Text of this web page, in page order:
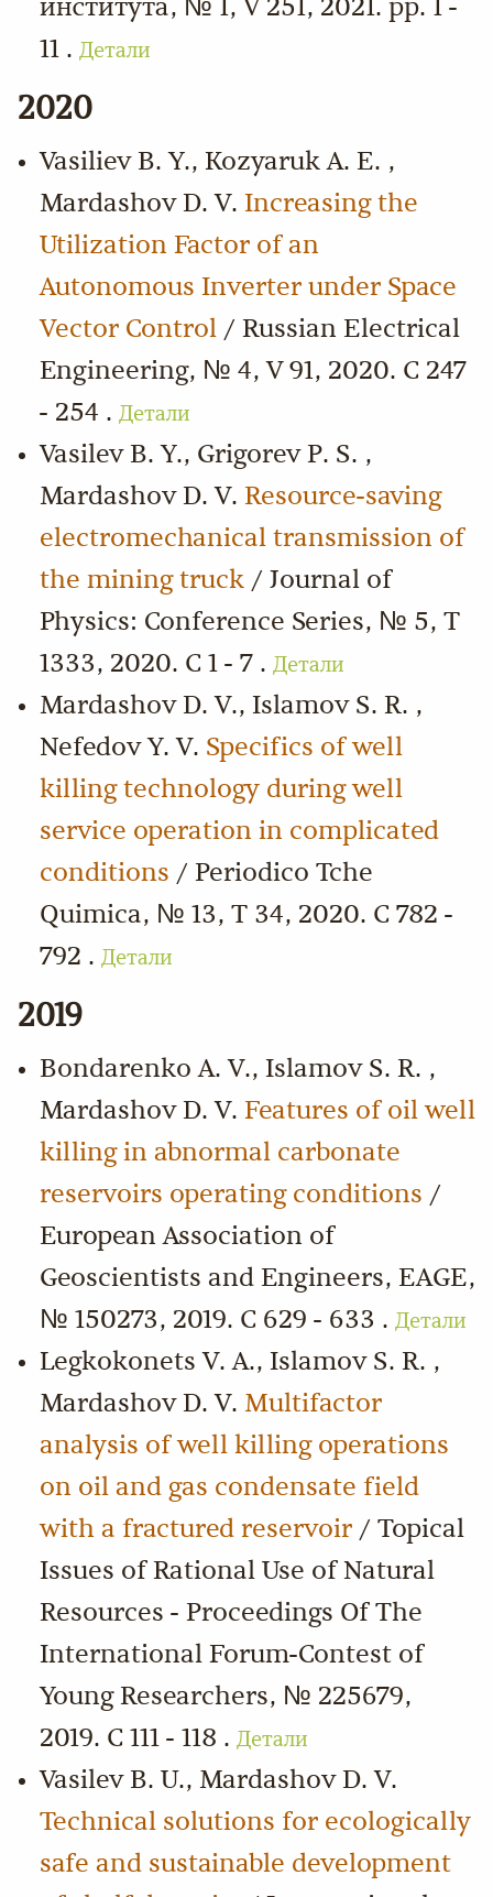
института, № 1, V 251, 2021. pp. 1 -
11 . Детали
2020
Vasiliev B. Y., Kozyaruk A. E. ,
Mardashov D. V. Increasing the
Utilization Factor of an
Autonomous Inverter under Space
Vector Control / Russian Electrical
Engineering, № 4, V 91, 2020. С 247
- 254 . Детали
Vasilev B. Y., Grigorev P. S. ,
Mardashov D. V. Resource-saving
electromechanical transmission of
the mining truck / Journal of
Physics: Conference Series, № 5, Т
1333, 2020. С 1 - 7 . Детали
Mardashov D. V., Islamov S. R. ,
Nefedov Y. V. Specifics of well
killing technology during well
service operation in complicated
conditions / Periodico Tche
Quimica, № 13, Т 34, 2020. С 782 -
792 . Детали
2019
Bondarenko A. V., Islamov S. R. ,
Mardashov D. V. Features of oil well
killing in abnormal carbonate
reservoirs operating conditions /
European Association of
Geoscientists and Engineers, EAGE,
№ 150273, 2019. С 629 - 633 . Детали
Legkokonets V. A., Islamov S. R. ,
Mardashov D. V. Multifactor
analysis of well killing operations
on oil and gas condensate field
with a fractured reservoir / Topical
Issues of Rational Use of Natural
Resources - Proceedings Of The
International Forum-Contest of
Young Researchers, № 225679,
2019. С 111 - 118 . Детали
Vasilev B. U., Mardashov D. V.
Technical solutions for ecologically
safe and sustainable development